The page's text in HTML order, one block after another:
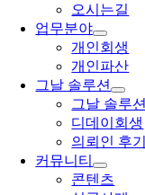
오시는길
업무분야
개인회생
개인파산
그날 솔루션
그날 솔루션
디데이회생
의뢰인 후기
커뮤니티
콘텐츠